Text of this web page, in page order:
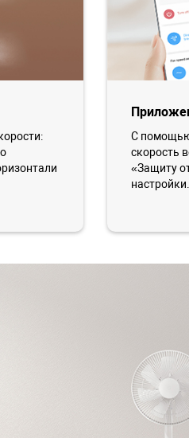
С
скорость
«Защиту
настройки.